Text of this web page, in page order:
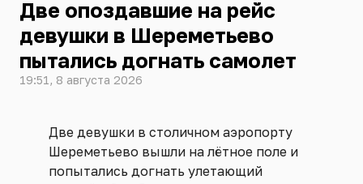
Две опоздавшие на рейс
девушки в Шереметьево
пытались догнать самолет
19:51, 8 августа 2026
Две девушки в столичном аэропорту
Шереметьево вышли на лётное поле и
попытались догнать улетающий